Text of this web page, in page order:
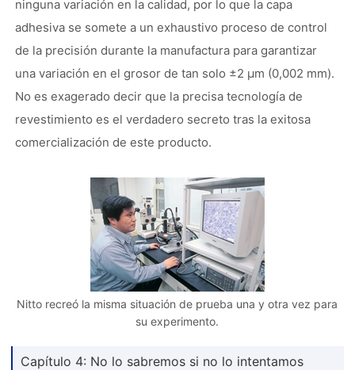
ninguna variación en la calidad, por lo que la capa
adhesiva se somete a un exhaustivo proceso de control
de la precisión durante la manufactura para garantizar
una variación en el grosor de tan solo ±2 µm (0,002 mm).
No es exagerado decir que la precisa tecnología de
revestimiento es el verdadero secreto tras la exitosa
comercialización de este producto.
Nitto recreó la misma situación de prueba una y otra vez para
su experimento.
Capítulo 4: No lo sabremos si no lo intentamos